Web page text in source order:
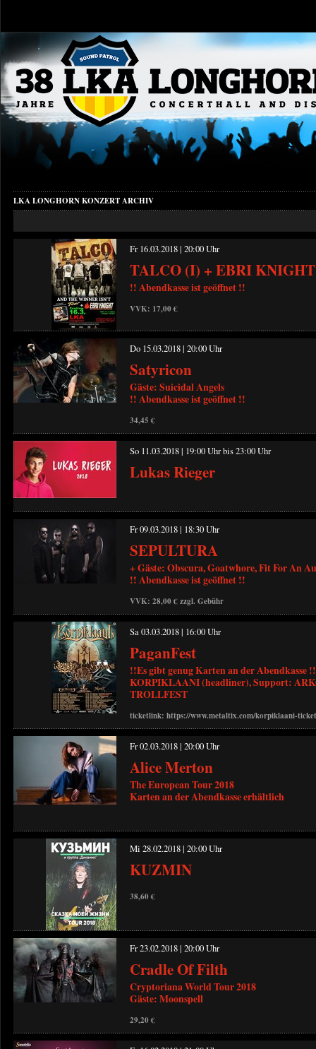
LKA LONGHORN KONZERT ARCHIV
Fr 16.03.2018 | 20:00 Uhr
TALCO (I) + EBRI
!! Abendkasse ist geöffnet !!
VVK: 17,00 €
Do 15.03.2018 | 20:00 Uhr
Satyricon
Gäste: Suicidal Angels
!! Abendkasse ist geöffnet !!
34,45 €
So 11.03.2018 | 19:00 Uhr bis 23:00 Uhr
Lukas Rieger
Fr 09.03.2018 | 18:30 Uhr
SEPULTURA
+ Gäste: Obscura, Goatwhore, Fit For An
!! Abendkasse ist geöffnet !!
VVK: 28,00 € zzgl. Gebühr
Sa 03.03.2018 | 16:00 Uhr
PaganFest
!!Es gibt genug Karten an der Abendkasse !!
KORPIKLAANI (headliner), Support:
TROLLFEST
ticketlink: https://www.metaltix.com/korpiklaani-
Fr 02.03.2018 | 20:00 Uhr
Alice Merton
The European Tour 2018
Karten an der Abendkasse erhältlich
Mi 28.02.2018 | 20:00 Uhr
KUZMIN
38,60 €
Fr 23.02.2018 | 20:00 Uhr
Cradle Of Filth
Cryptoriana World Tour 2018
Gäste: Moonspell
29,20 €